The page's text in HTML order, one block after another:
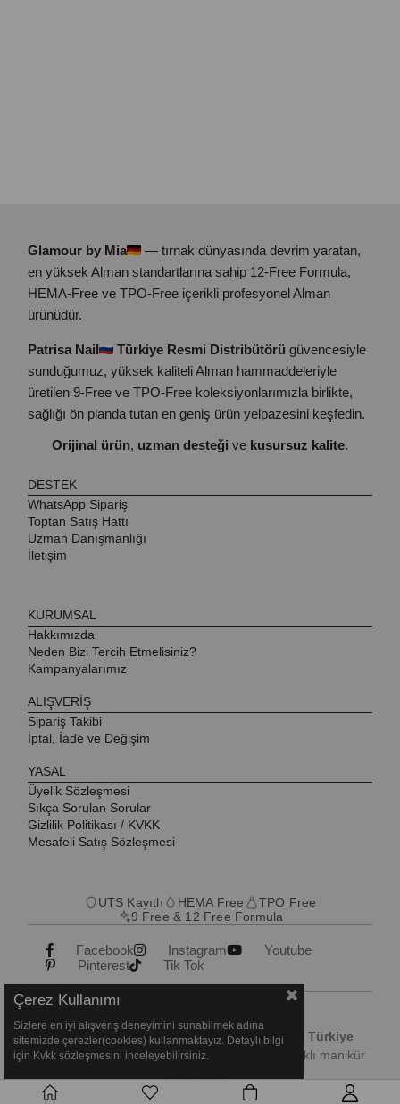
Glamour by Mia
— tırnak dünyasında devrim yaratan,
en yüksek Alman standartlarına sahip 12-Free Formula,
HEMA-Free ve TPO-Free içerikli profesyonel Alman
ürünüdür.
Patrisa Nail Türkiye Resmi Distribütörü güvencesiyle
sunduğumuz, yüksek kaliteli Alman hammaddeleriyle
üretilen 9-Free ve TPO-Free koleksiyonlarımızla birlikte,
sağlığı ön planda tutan en geniş ürün yelpazesini keşfedin.
Orijinal ürün, uzman desteği ve kusursuz kalite.
DESTEK
WhatsApp Sipariş
Toptan Satış Hattı
Uzman Danışmanlığı
İletişim
KURUMSAL
Hakkımızda
Neden Bizi Tercih Etmelisiniz?
Kampanyalarımız
ALIŞVERİŞ
Sipariş Takibi
İptal, İade ve Değişim
YASAL
Üyelik Sözleşmesi
Sıkça Sorulan Sorular
Gizlilik Politikası / KVKK
Mesafeli Satış Sözleşmesi
UTS Kayıtlı HEMA Free
TPO Free
9 Free & 12 Free Formula
Facebook Instagram
Youtube
Pinterest
Tik Tok
© 2020-2026Glamour by Mia & Patrisa Nail Türkiye
Resmi Distribütörü. Tüm hakları saklıdır. Sağlıklı manikür
Çerez Kullanımı
Sizlere en iyi alışveriş deneyimini sunabilmek adına
sitemizde çerezler(cookies) kullanmaktayız. Detaylı bilgi
için Kvkk sözleşmesini inceleyebilirsiniz.